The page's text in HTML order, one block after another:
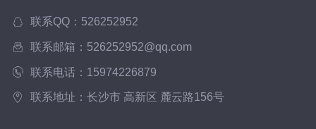
联系QQ：526252952
联系邮箱：526252952@qq.com
联系电话：15974226879
联系地址：长沙市 高新区 麓云路156号